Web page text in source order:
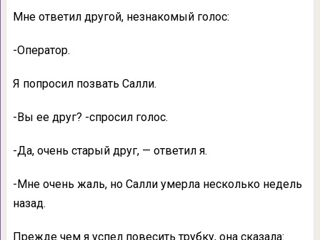
Мне ответил другой, незнакомый голос:
-Оператор.
Я попросил позвать Салли.
-Вы ее друг? -спросил голос.
-Да, очень старый друг, — ответил я.
-Мне очень жаль, но Салли умерла несколько недель
назад.
Прежде чем я успел повесить трубку, она сказала: